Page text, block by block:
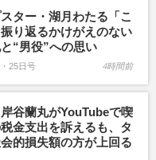
ター・湖月わたる「こ
り返るかけがえのない
“男役”への思い
25日号 4時間前
谷蘭丸がYouTubeで喫
金支出を訴えるも、タ
的損失額の方が上回る